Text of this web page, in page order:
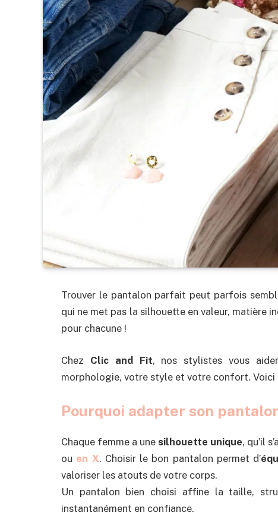
Trouver le pantalon parfait peut parfois
qui ne met pas la silhouette en valeur,
pour chacune !
Chez Clic and Fit, nos stylistes vous
morphologie, votre style et votre confort. Voici
Pourquoi adapter son
Chaque femme a une silhouette unique, qu’il
ou en X. Choisir le bon pantalon permet d’
valoriser les atouts de votre corps.
Un pantalon bien choisi affine la taille,
instantanément en confiance.